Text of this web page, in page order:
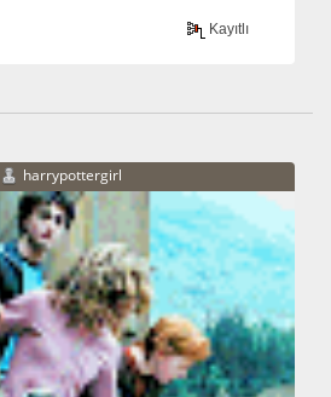
Kayıtlı
harrypottergirl